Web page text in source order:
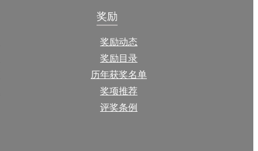
奖励
奖励动态
奖励目录
历年获奖名单
奖项推荐
评奖条例